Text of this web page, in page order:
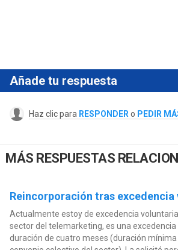
Añade tu respuesta
Haz clic para RESPONDER o PEDIR
MÁS RESPUESTAS
Reincorporación tras excedencia
Actualmente estoy de excedencia
sector del telemarketing, es una excedencia
duración de cuatro meses (duración